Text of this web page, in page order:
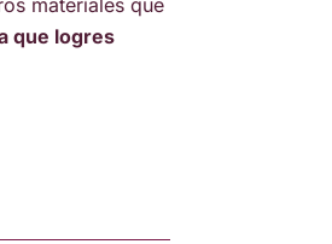
materiales que
que logres